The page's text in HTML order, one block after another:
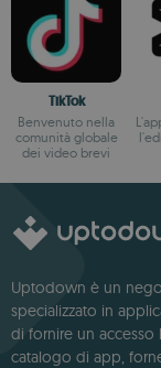
TikTok
Benvenuto nella
comunità globale
dei video brevi
Uptodown è un
specializzato in
di fornire un accesso
catalogo di app,